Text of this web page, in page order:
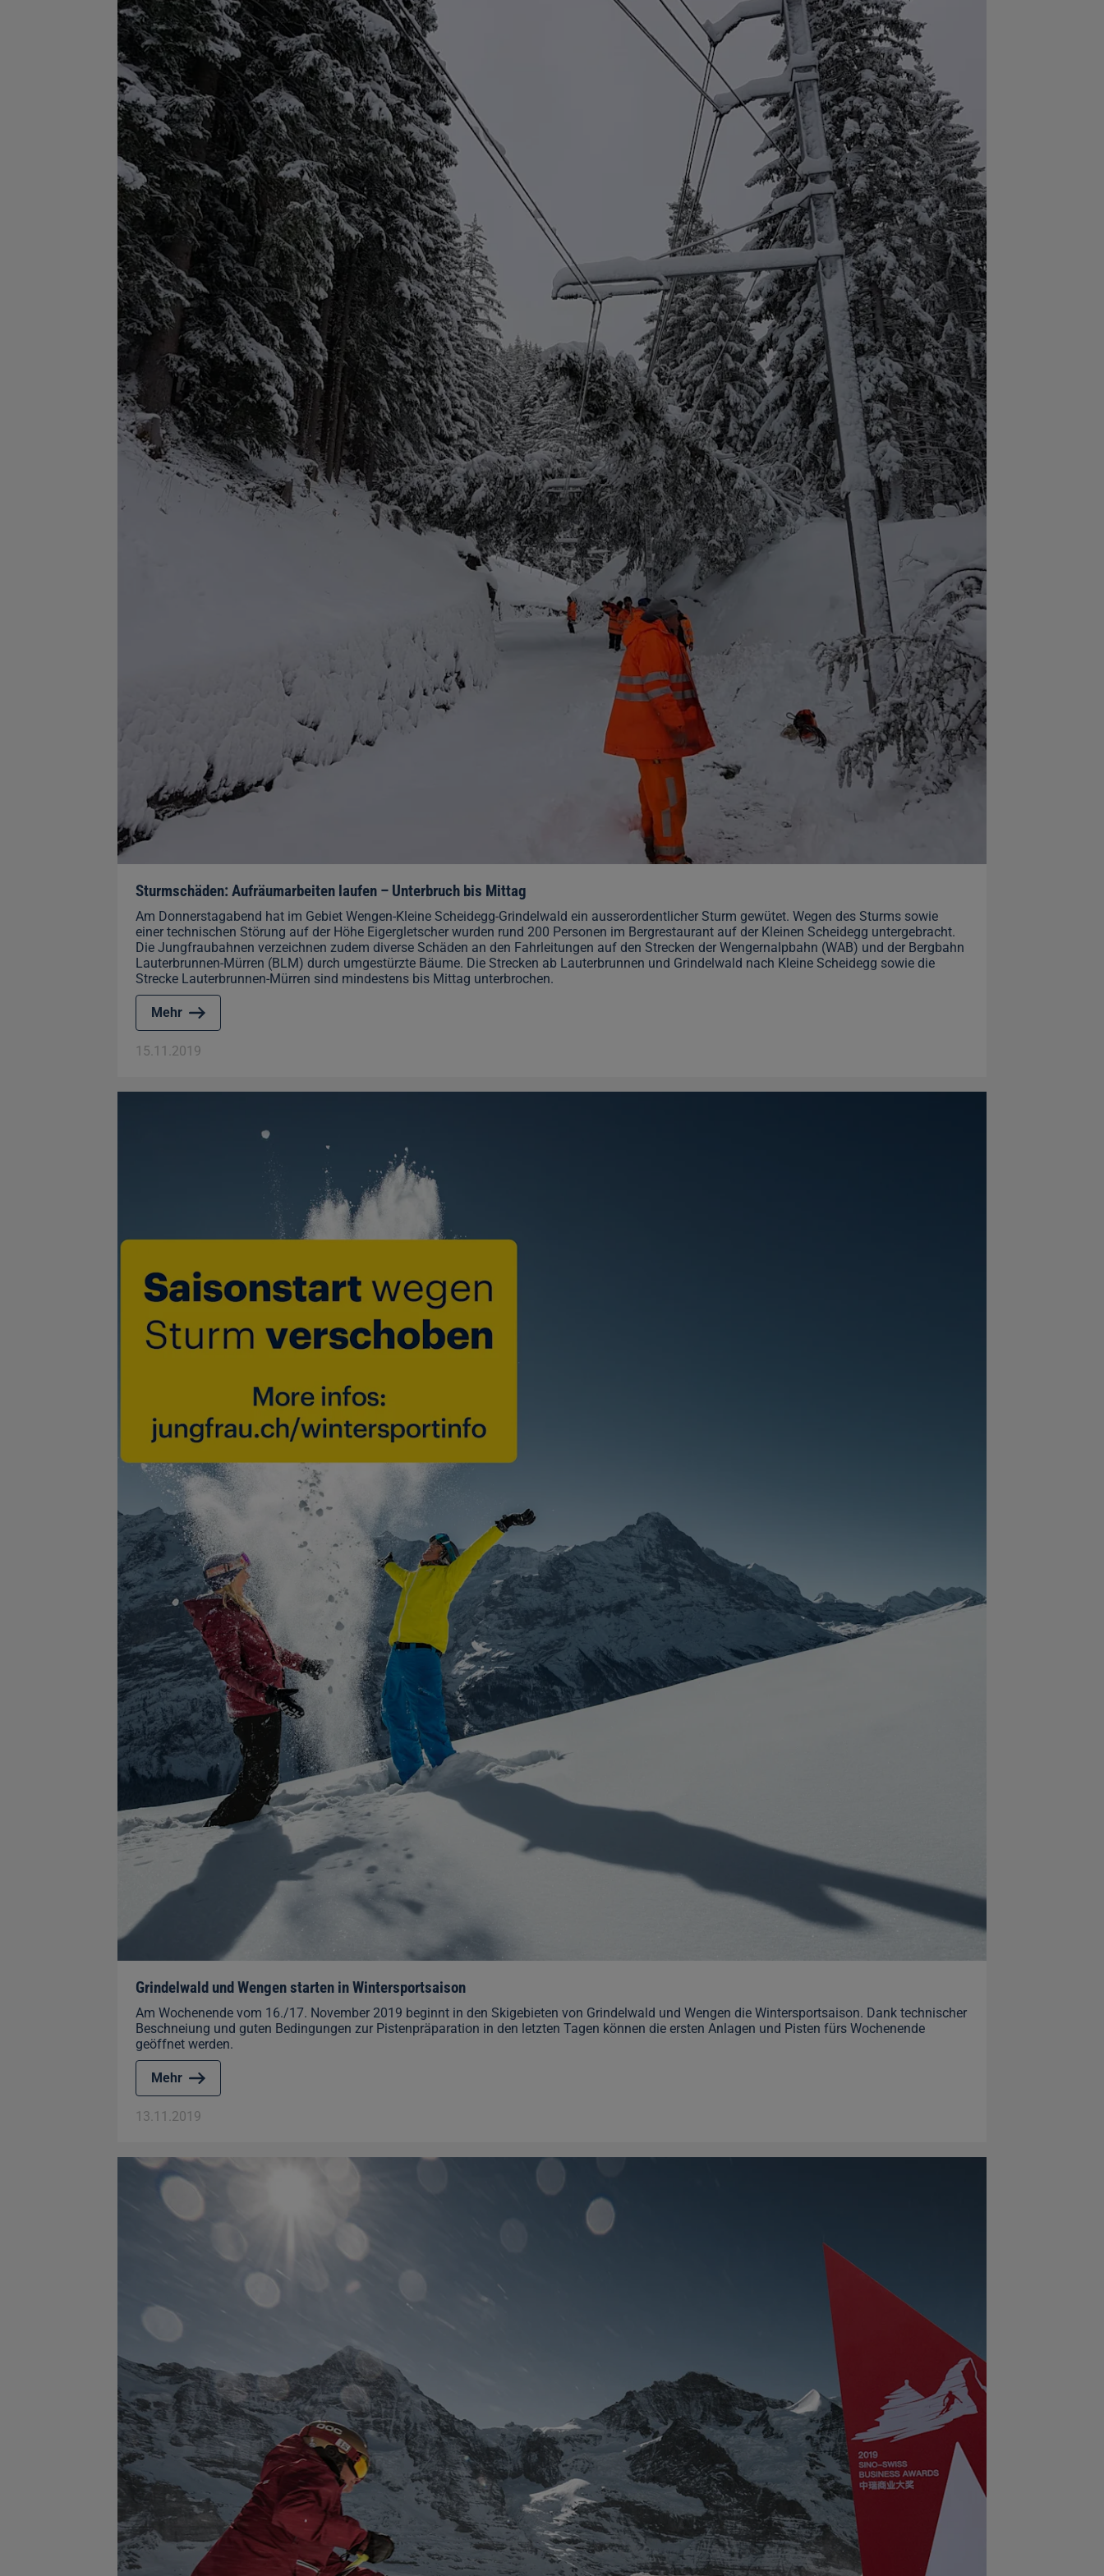
Sturmschäden: Aufräumarbeiten laufen – Unterbruch bis Mittag
Am Donnerstagabend hat im Gebiet Wengen-Kleine Scheidegg-Grindelwald ein ausserordentlicher Sturm gewütet. Wegen des Sturms sowie
einer technischen Störung auf der Höhe Eigergletscher wurden rund 200 Personen im Bergrestaurant auf der Kleinen Scheidegg untergebracht.
Die Jungfraubahnen verzeichnen zudem diverse Schäden an den Fahrleitungen auf den Strecken der Wengernalpbahn (WAB) und der Bergbahn
Lauterbrunnen-Mürren (BLM) durch umgestürzte Bäume. Die Strecken ab Lauterbrunnen und Grindelwald nach Kleine Scheidegg sowie die
Strecke Lauterbrunnen-Mürren sind mindestens bis Mittag unterbrochen.
Mehr
15.11.2019
Grindelwald und Wengen starten in Wintersportsaison
Am Wochenende vom 16./17. November 2019 beginnt in den Skigebieten von Grindelwald und Wengen die Wintersportsaison. Dank technischer
Beschneiung und guten Bedingungen zur Pistenpräparation in den letzten Tagen können die ersten Anlagen und Pisten fürs Wochenende
geöffnet werden.
Mehr
13.11.2019